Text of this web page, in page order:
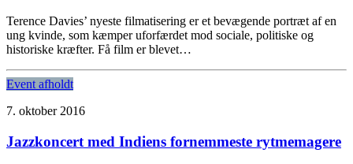
Terence Davies’ nyeste filmatisering er et bevægende portræt af en
ung kvinde, som kæmper uforfærdet mod sociale, politiske og
historiske kræfter. Få film er blevet…
Event afholdt
7. oktober 2016
Jazzkoncert med Indiens fornemmeste rytmemagere